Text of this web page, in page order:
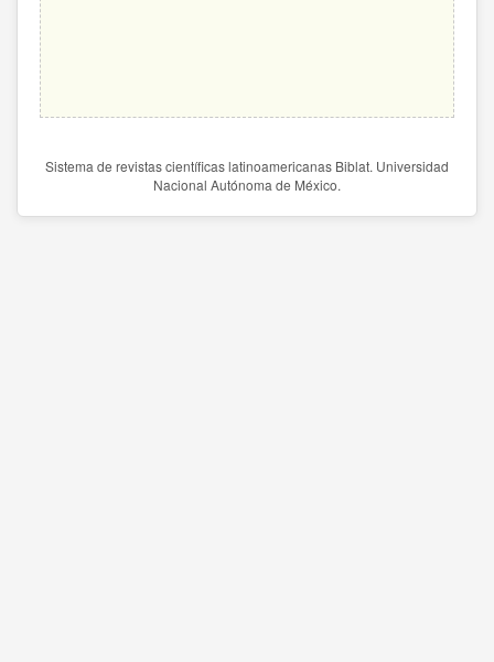
Sistema de revistas científicas latinoamericanas Biblat. Universidad
Nacional Autónoma de México.